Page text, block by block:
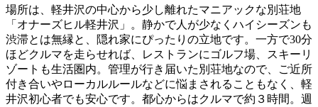
場所は、軽井沢の中心から少し離れたマニアックな別荘地
「オナーズヒル軽井沢」。静かで人が少なくハイシーズンも
渋滞とは無縁と、隠れ家にぴったりの立地です。一方で30分
ほどクルマを走らせれば、レストランにゴルフ場、スキーリ
ゾートも生活圏内。管理が行き届いた別荘地なので、ご近所
付き合いやローカルルールなどに悩まされることもなく、軽
井沢初心者でも安心です。都心からはクルマで約３時間。週